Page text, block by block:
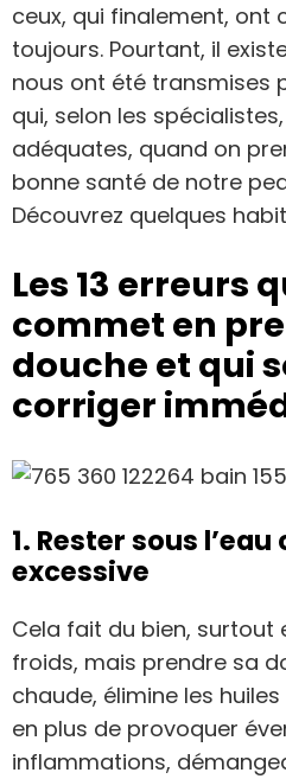
ceux, qui finalement, ont
toujours. Pourtant, il
nous ont été transmises
qui, selon les
adéquates, quand on
bonne santé de notre
Découvrez quelques
Les 13 erreurs
commet en
douche et qui
corriger
1. Rester sous
excessive
Cela fait du bien, surtout
froids, mais prendre sa
chaude, élimine les
en plus de provoquer
inflammations,